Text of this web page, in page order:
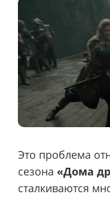
Это проблема
сезона «Дома
сталкиваются